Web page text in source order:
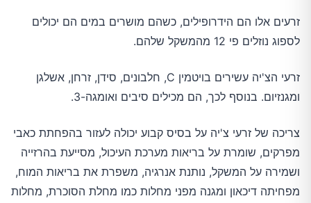
זרעים אלו הם הידרופילים, כשהם מושרים במים הם יכולים
לספוג נוזלים פי 12 מהמשקל שלהם.
זרעי הצ'יה עשירים בויטמין C, חלבונים, סידן, זרחן, אשלגן
ומגנזיום. בנוסף לכך, הם מכילים סיבים ואומגה-3.
צריכה של זרעי צ'יה על בסיס קבוע יכולה לעזור בהפחתת כאבי
מפרקים, שומרת על בריאות מערכת העיכול, מסייעת בהרזייה
ושמירה על המשקל, נותנת אנרגיה, משפרת את בריאות המוח,
מפחיתה דיכאון ומגנה מפני מחלות כמו מחלת הסוכרת, מחלות